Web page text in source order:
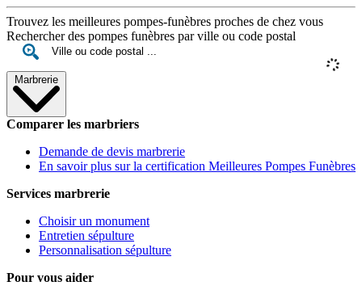
Trouvez les meilleures pompes-funèbres proches de chez vous
Rechercher des pompes funèbres par ville ou code postal
Marbrerie
Comparer les marbriers
Demande de devis marbrerie
En savoir plus sur la certification Meilleures Pompes Funèbres
Services marbrerie
Choisir un monument
Entretien sépulture
Personnalisation sépulture
Pour vous aider